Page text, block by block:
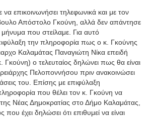
επικοινωνήσει τηλεφωνικά και με τον
Απόστολο Γκούνη, αλλά δεν απάντησε
μήνυμα που στείλαμε. Για αυτό
την πληροφορία πως ο κ. Γκούνης
Καλαμάτας Παναγιώτη Νίκα επειδή
ο τελευταίος δηλώνει πως θα είναι
Πελοποννήσου πριν ανακοινώσει
του. Επίσης με επιφύλαξη
που θέλει τον κ. Γκούνη να
Νέας Δημοκρατίας στο Δήμο Καλαμάτας,
που έχει δηλώσει ότι επιθυμεί να είναι